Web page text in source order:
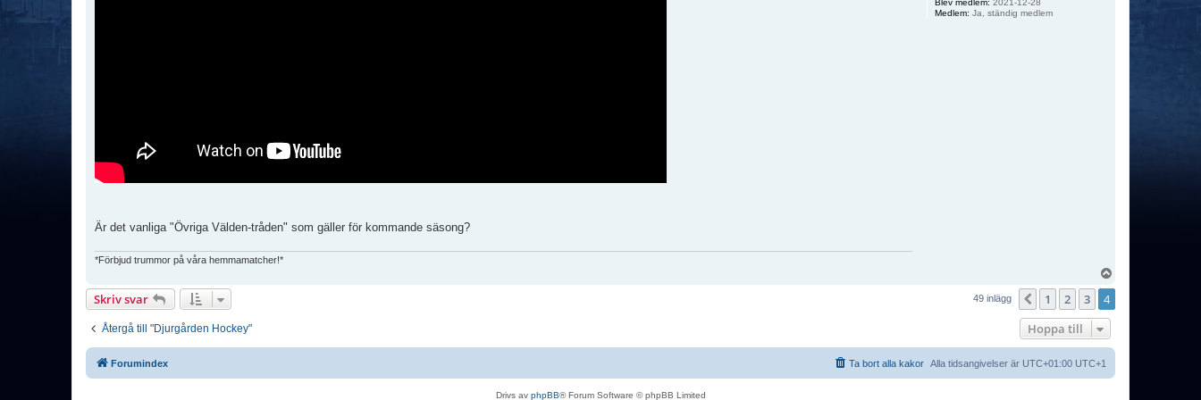
Blev medlem: 2021-12-28
Medlem: Ja, ständig medlem
Är det vanliga "Övriga Välden-tråden" som gäller för kommande säsong?
*Förbjud trummor på våra hemmamatcher!*
Skriv svar 49 inlägg Föregående
1 2 3 4
Återgå till "Djurgården Hockey" Hoppa till
Forumindex Alla tidsangivelser är UTC+01:00 UTC+1
Ta bort alla kakor
Drivs av phpBB® Forum Software © phpBB Limited